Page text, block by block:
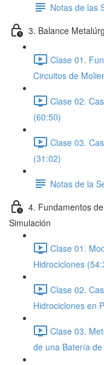
Notas de las
3. Balance
Clase 01.
Circuitos de
Clase 02.
(60:50)
Clase 03.
(31:02)
Notas de la
4. Fundamentos
Simulación
Clase 01.
Hidrociclones
Clase 02.
Hidrociclones en
Clase 03.
de una Batería